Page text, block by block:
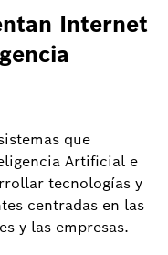
Internet
que
Artificial e
tecnologías y
centradas en las
y las empresas.